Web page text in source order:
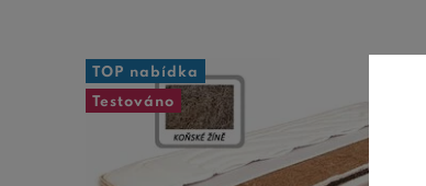
TOP nabídka
Testováno